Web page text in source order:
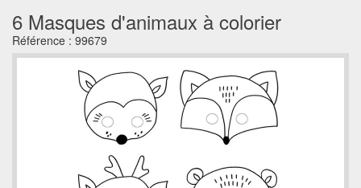
6 Masques d'animaux à colorier
Référence : 99679